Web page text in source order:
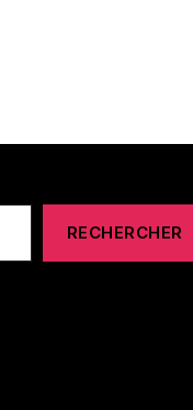
RECHERCHER